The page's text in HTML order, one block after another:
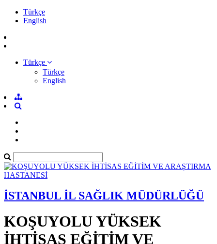
Türkçe
English
Türkçe
Türkçe
English
İSTANBUL İL SAĞLIK MÜDÜRLÜĞÜ
KOŞUYOLU YÜKSEK
İHTİSAS EĞİTİM VE